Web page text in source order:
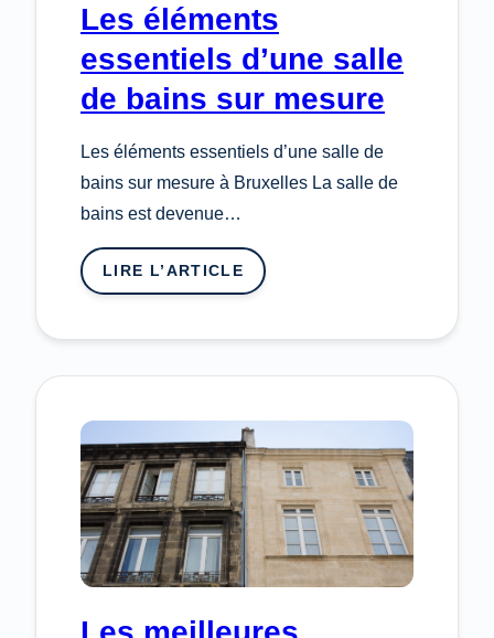
Les éléments
essentiels d’une salle
de bains sur mesure
Les éléments essentiels d’une salle de
bains sur mesure à Bruxelles La salle de
bains est devenue…
LIRE L’ARTICLE
:
D’UNE
DE
BAINS
SUR
MESURE